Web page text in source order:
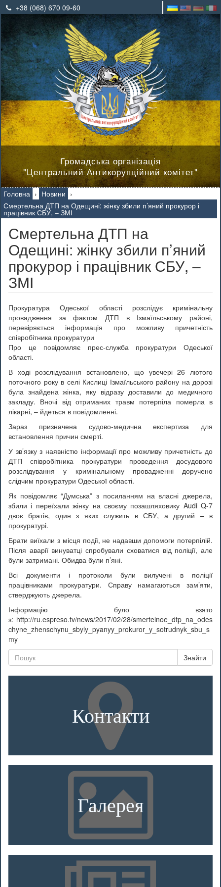
+38 (068) 670 09-60
Громадська організація
"Центральний Антикорупційний комітет"
Головна › Новини ›
Смертельна ДТП на Одещині: жінку збили п’яний прокурор і
працівник СБУ, – ЗМІ
Смертельна ДТП на
Одещині: жінку збили п’яний
прокурор і працівник СБУ, –
ЗМІ
Прокуратура Одеської області розслідує кримінальну
провадження за фактом ДТП в Ізмаїльському районі,
перевіряється інформація про можливу причетність
співробітника прокуратури
Про це повідомляє прес-служба прокуратури Одеської
області.
В ході розслідування встановлено, що увечері 26 лютого
поточного року в селі Кислиці Ізмаїльського району на дорозі
була знайдена жінка, яку відразу доставили до медичного
закладу. Вночі від отриманих травм потерпіла померла в
лікарні, – йдеться в повідомленні.
Зараз призначена судово-медична експертиза для
встановлення причин смерті.
У зв’язку з наявністю інформації про можливу причетність до
ДТП співробітника прокуратури проведення досудового
розслідування у кримінальному провадженні доручено
слідчим прокуратури Одеської області.
Як повідомляє “Думська” з посиланням на власні джерела,
збили і переїхали жінку на своєму позашляховику Audi Q-7
двоє братів, один з яких служить в СБУ, а другий – в
прокуратурі.
Брати виїхали з місця події, не надавши допомоги потерпілій.
Після аварії винуватці спробували сховатися від поліції, але
були затримані. Обидва були п’яні.
Всі документи і протоколи були вилучені в поліції
працівниками прокуратури. Справу намагаються зам’яти,
стверджують джерела.
Інформацію було взято
з: http://ru.espreso.tv/news/2017/02/28/smertelnoe_dtp_na_odes
chyne_zhenschynu_sbyly_pyanyy_prokuror_y_sotrudnyk_sbu_s
my
Знайти
Контакти
Галерея